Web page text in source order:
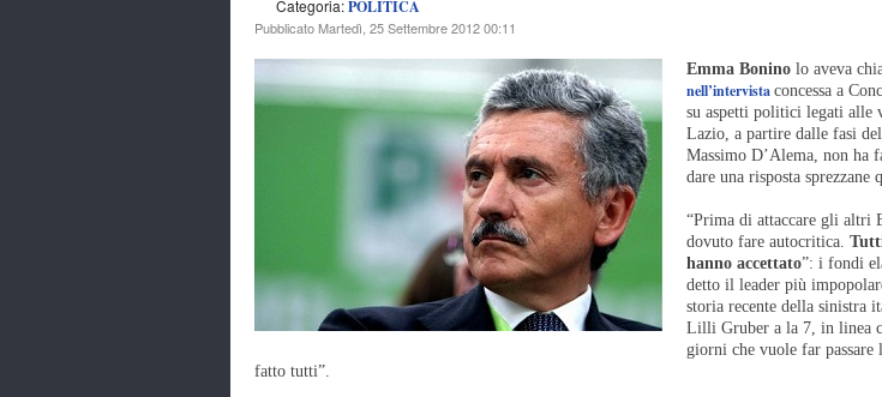
Categoria:POLITICA
Pubblicato Martedì, 25 Settembre 2012 00:11
Emma Bonino lo aveva
nell’intervista concessa a
su aspetti politici legati alle
Lazio, a partire dalle fasi
Massimo D’Alema, non ha
dare una risposta sprezzane
“Prima di attaccare gli altri
dovuto fare autocritica.
hanno accettato”: i fondi
detto il leader più
storia recente della sinistra
Lilli Gruber a la 7, in linea
giorni che vuole far passare
fatto tutti”.